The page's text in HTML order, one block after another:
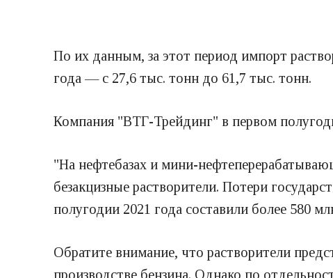
По их данным, за этот период импорт
года — с 27,6 тыс. тонн до 61,7 тыс. тонн.
Компания "ВТГ-Трейдинг" в первом
"На нефтебазах и мини-
безакцизные растворители. Потери
полугодии 2021 года составили более 580
Обратите внимание, что растворители
производстве бензина. Однако по